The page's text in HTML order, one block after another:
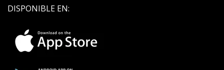
DISPONIBLE EN: